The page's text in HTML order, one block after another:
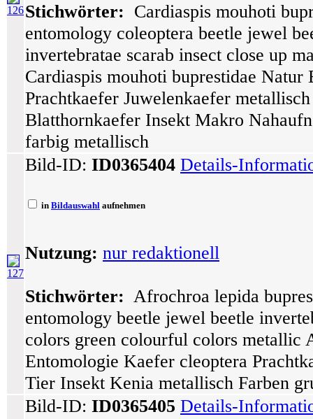
126Stichwörter: Cardiaspis mouhoti
entomology coleoptera beetle jewel
invertebratae scarab insect close up
Cardiaspis mouhoti buprestidae
Prachtkaefer Juwelenkaefer
Blatthornkaefer Insekt Makro
farbig metallisch
127
Bild-ID: ID0365404 Details-
in Bildauswahl aufnehmen
Nutzung: nur redaktionell
Stichwörter: Afrochroa lepida
entomology beetle jewel beetle
colors green colourful colors metallic
Entomologie Kaefer cleoptera
Tier Insekt Kenia metallisch Farben
Bild-ID: ID0365405 Details-